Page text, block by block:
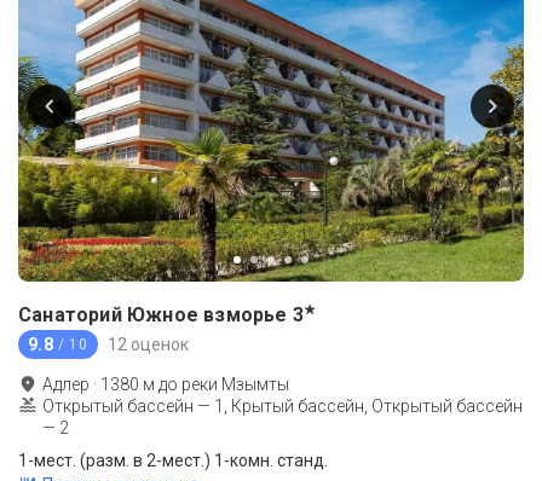
Санаторий Южное взморье 3★
9.8 / 10 12 оценок
Адлер · 1380 м до реки Мзымты
Открытый бассейн — 1, Крытый бассейн, Открытый бассейн
— 2
1-мест. (разм. в 2-мест.) 1-комн. станд.